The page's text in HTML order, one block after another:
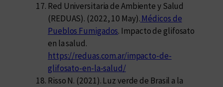
Red Universitaria de Ambiente y Salud
(REDUAS). (2022, 10 May).Médicos de
Pueblos Fumigados. Impacto de glifosato
en la salud.
https://reduas.com.ar/impacto-de-
glifosato-en-la-salud/
Risso N. (2021). Luz verde de Brasil a la